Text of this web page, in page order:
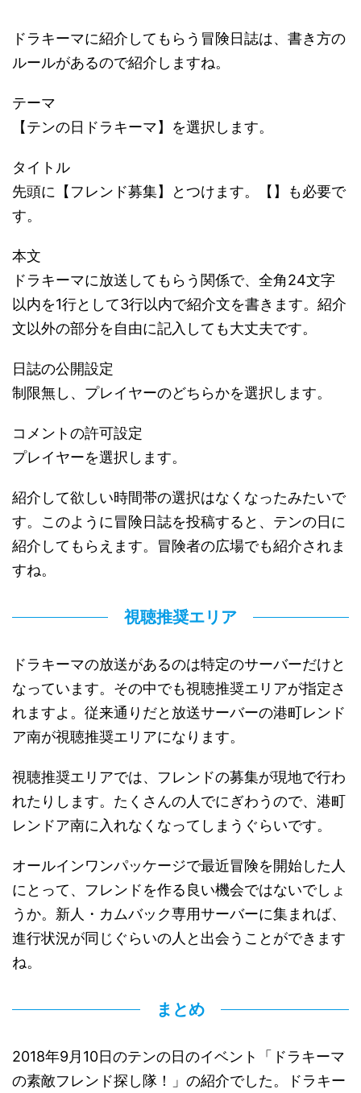
ドラキーマに紹介してもらう冒険日誌は、書き方の
ルールがあるので紹介しますね。
テーマ
【テンの日ドラキーマ】を選択します。
タイトル
先頭に【フレンド募集】とつけます。【】も必要で
す。
本文
ドラキーマに放送してもらう関係で、全角24文字
以内を1行として3行以内で紹介文を書きます。紹介
文以外の部分を自由に記入しても大丈夫です。
日誌の公開設定
制限無し、プレイヤーのどちらかを選択します。
コメントの許可設定
プレイヤーを選択します。
紹介して欲しい時間帯の選択はなくなったみたいで
す。このように冒険日誌を投稿すると、テンの日に
紹介してもらえます。冒険者の広場でも紹介されま
すね。
視聴推奨エリア
ドラキーマの放送があるのは特定のサーバーだけと
なっています。その中でも視聴推奨エリアが指定さ
れますよ。従来通りだと放送サーバーの港町レンド
ア南が視聴推奨エリアになります。
視聴推奨エリアでは、フレンドの募集が現地で行わ
れたりします。たくさんの人でにぎわうので、港町
レンドア南に入れなくなってしまうぐらいです。
オールインワンパッケージで最近冒険を開始した人
にとって、フレンドを作る良い機会ではないでしょ
うか。新人・カムバック専用サーバーに集まれば、
進行状況が同じぐらいの人と出会うことができます
ね。
まとめ
2018年9月10日のテンの日のイベント「ドラキーマ
の素敵フレンド探し隊！」の紹介でした。ドラキー